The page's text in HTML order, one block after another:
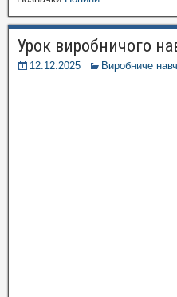
Урок виробничого
12.12.2025 Виробниче